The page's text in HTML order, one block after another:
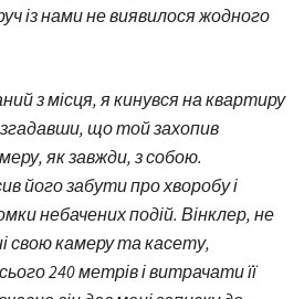
із нами не виявилося жодного
з місця, я кинувся на квартиру
що той захопив
як завжди, з собою.
його забути про хворобу і
небачених подій. Вінклер, не
свою камеру та касету,
240 метрів і витрачати її